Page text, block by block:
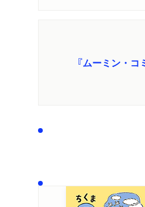
『ムーミン・